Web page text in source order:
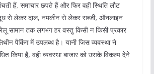
हैं, समाचार छपते हैं और फिर वही स्थिति लौट
से लेकर दाल, नमकीन से लेकर सब्जी, ऑनलाइन
सामान तक लगभग हर वस्तु किसी न किसी प्रकार
पैकिंग में उपलब्ध है। यानी जिस व्यवस्था ने
किया है, वही व्यवस्था बाजार को उसके विकल्प देने